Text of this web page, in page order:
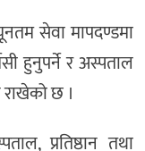
सेवा मापदण्डमा
हुनुपर्ने र अस्पताल
राखेको छ ।
प्रतिष्ठान तथा